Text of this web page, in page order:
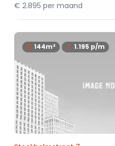
€ 2.895 per maand
144m² 1.195 p/m